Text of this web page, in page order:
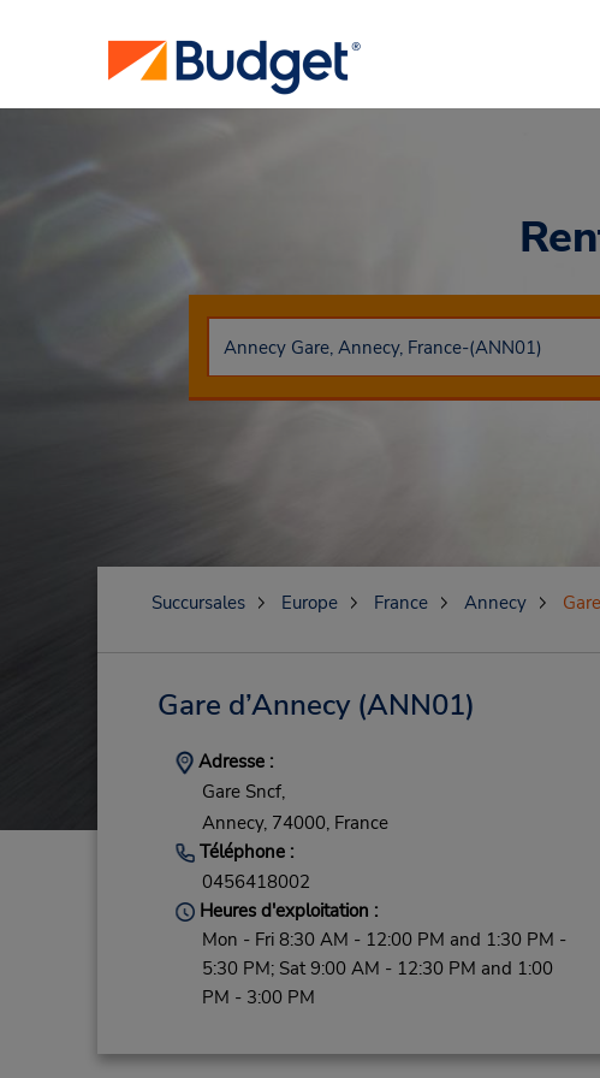
Succursales Europe France Annecy
Gare d’Annecy(ANN01)
Adresse :
Gare Sncf,
Annecy, 74000, France
Téléphone :
0456418002
Heures d'exploitation :
Mon - Fri 8:30 AM - 12:00 PM and 1:30 PM -
5:30 PM; Sat 9:00 AM - 12:30 PM and 1:00
PM - 3:00 PM